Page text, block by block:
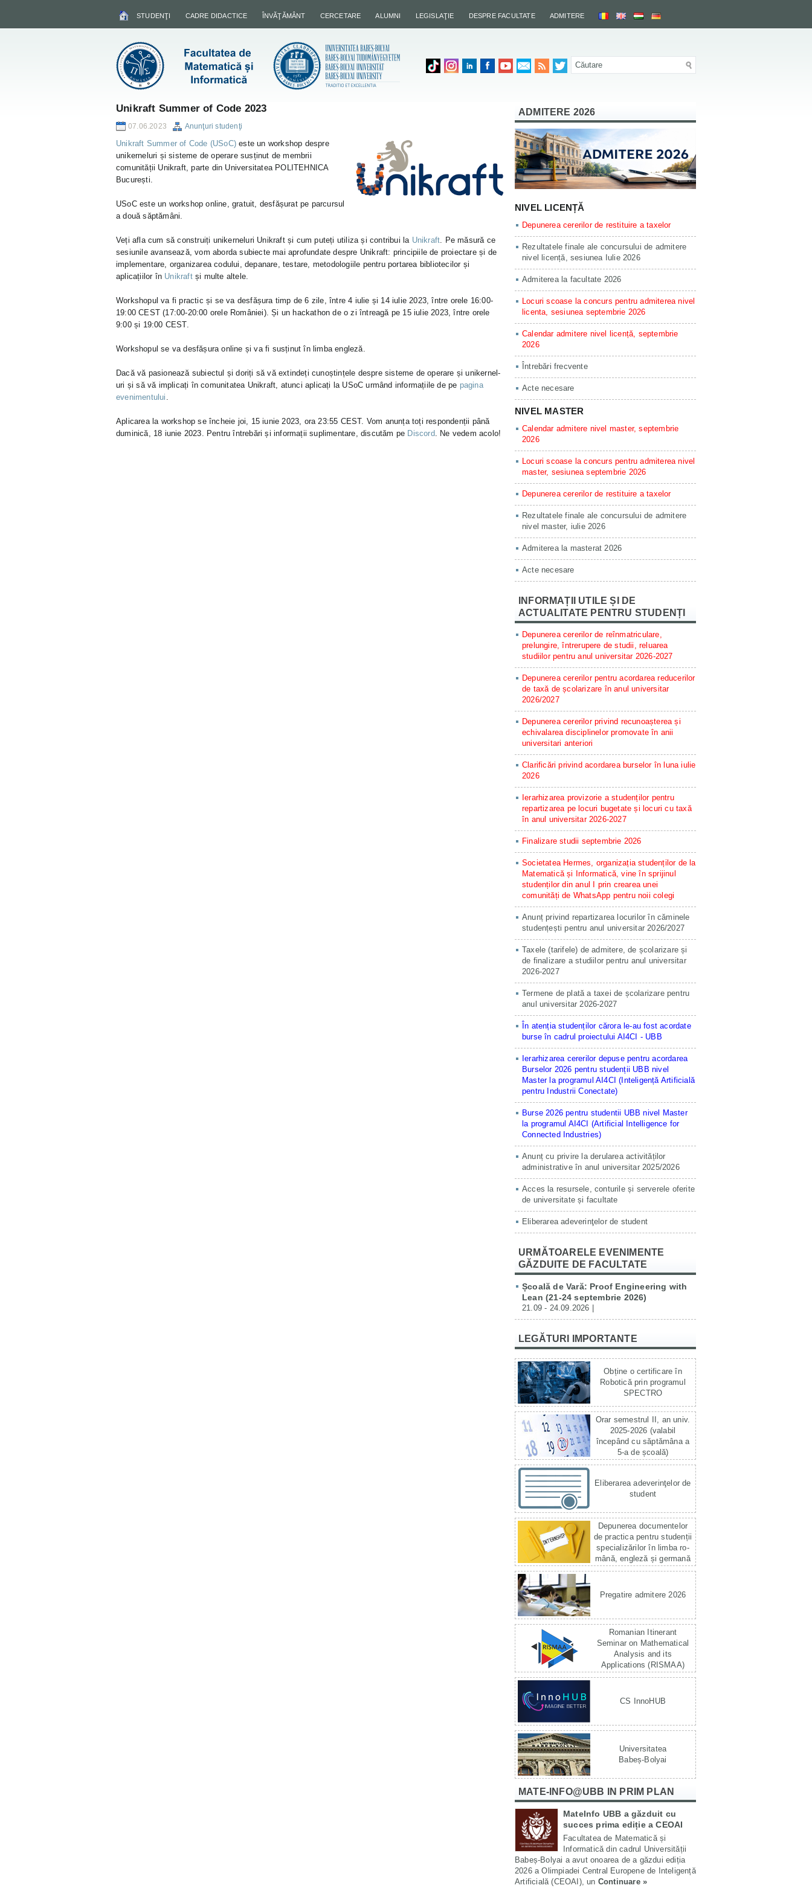
STUDENŢI CADRE DIDACTICE ÎNVĂŢĂMÂNT CERCETARE ALUMNI LEGISLAŢIE DESPRE FACULTATE ADMITERE
Unikraft Summer of Code 2023
07.06.2023 Anunţuri studenţi
Unikraft Summer of Code (USoC) este un workshop despre
unikerneluri și sisteme de operare susținut de membrii
comunității Unikraft, parte din Universitatea POLITEHNICA
București.
USoC este un workshop online, gratuit, desfășurat pe parcursul
a două săptămâni.
Veți afla cum să construiți unikerneluri Unikraft și cum puteți utiliza și contribui la Unikraft. Pe măsură ce
sesiunile avansează, vom aborda subiecte mai aprofundate despre Unikraft: principiile de proiectare și de
implementare, organizarea codului, depanare, testare, metodologiile pentru portarea bibliotecilor și
aplicațiilor în Unikraftși multe altele.
Workshopul va fi practic și se va desfășura timp de 6 zile, între 4 iulie și 14 iulie 2023, între orele 16:00-
19:00 CEST (17:00-20:00 orele României). Și un hackathon de o zi întreagă pe 15 iulie 2023, între orele
9:00 și 19:00 CEST.
Workshopul se va desfășura online și va fi susținut în limba engleză.
Dacă vă pasionează subiectul și doriți să vă extindeți cunoștințele despre sisteme de operare și unikernel-
uri și să vă implicați în comunitatea Unikraft, atunci aplicați la USoC urmând informațiile de pe pagina
evenimentului .
Aplicarea la workshop se încheie joi, 15 iunie 2023, ora 23:55 CEST. Vom anunța toți respondenții până
duminică, 18 iunie 2023. Pentru întrebări și informații suplimentare, discutăm pe Discord. Ne vedem acolo!
ADMITERE 2026
NIVEL LICENȚĂ
Depunerea cererilor de restituire a taxelor
Rezultatele finale ale concursului de admitere
nivel licență, sesiunea Iulie 2026
Admiterea la facultate 2026
Locuri scoase la concurs pentru admiterea nivel
licenta, sesiunea septembrie 2026
Calendar admitere nivel licență, septembrie
2026
Întrebări frecvente
Acte necesare
NIVEL MASTER
Calendar admitere nivel master, septembrie
2026
Locuri scoase la concurs pentru admiterea nivel
master, sesiunea septembrie 2026
Depunerea cererilor de restituire a taxelor
Rezultatele finale ale concursului de admitere
nivel master, iulie 2026
Admiterea la masterat 2026
Acte necesare
INFORMAȚII UTILE ȘI DE
ACTUALITATE PENTRU STUDENȚI
Depunerea cererilor de reînmatriculare,
prelungire, întrerupere de studii, reluarea
studiilor pentru anul universitar 2026-2027
Depunerea cererilor pentru acordarea reducerilor
de taxă de școlarizare în anul universitar
2026/2027
Depunerea cererilor privind recunoașterea și
echivalarea disciplinelor promovate în anii
universitari anteriori
Clarificări privind acordarea burselor în luna iulie
2026
Ierarhizarea provizorie a studenților pentru
repartizarea pe locuri bugetate și locuri cu taxă
în anul universitar 2026-2027
Finalizare studii septembrie 2026
Societatea Hermes, organizația studenților de la
Matematică și Informatică, vine în sprijinul
studenților din anul I prin crearea unei
comunități de WhatsApp pentru noii colegi
Anunț privind repartizarea locurilor în căminele
studențești pentru anul universitar 2026/2027
Taxele (tarifele) de admitere, de școlarizare și
de finalizare a studiilor pentru anul universitar
2026-2027
Termene de plată a taxei de școlarizare pentru
anul universitar 2026-2027
În atenția studenților cărora le-au fost acordate
burse în cadrul proiectului AI4CI - UBB
Ierarhizarea cererilor depuse pentru acordarea
Burselor 2026 pentru studenții UBB nivel
Master la programul AI4CI (Inteligență Artificială
pentru Industrii Conectate)
Burse 2026 pentru studentii UBB nivel Master
la programul AI4CI (Artificial Intelligence for
Connected Industries)
Anunț cu privire la derularea activităților
administrative în anul universitar 2025/2026
Acces la resursele, conturile și serverele oferite
de universitate și facultate
Eliberarea adeverinţelor de student
URMĂTOARELE EVENIMENTE
GĂZDUITE DE FACULTATE
Școală de Vară: Proof Engineering with
Lean (21-24 septembrie 2026)
21.09 - 24.09.2026 |
LEGĂTURI IMPORTANTE
Obține o certificare în
Robotică prin programul
SPECTRO
Orar semestrul II, an univ.
2025-2026 (valabil
începând cu săptămâna a
5-a de școală)
Eliberarea adeverinţelor de
student
Depunerea documentelor
de practica pentru studenții
specializărilor în limba ro­
mână, engleză și germană
Pregatire admitere 2026
Romanian Itinerant
Seminar on Mathematical
Analysis and its
Applications (RISMAA)
CS InnoHUB
Universitatea
Babeș-Bolyai
MATE-INFO@UBB IN PRIM PLAN
MateInfo UBB a găzduit cu
succes prima ediție a CEOAI
Facultatea de Matematică și
Informatică din cadrul Universității
Babeș-Bolyai a avut onoarea de a găzdui ediția
2026 a Olimpiadei Central Europene de Inteligență
Artificială (CEOAI), un Continuare »